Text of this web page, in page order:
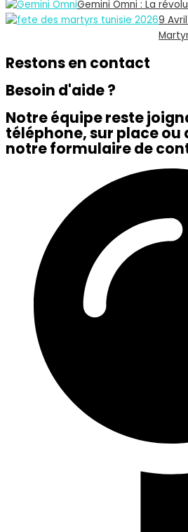
Gemini Omni : La
9
Restons en contact
Besoin d'aide ?
Notre équipe reste
téléphone, sur place
notre formulaire de